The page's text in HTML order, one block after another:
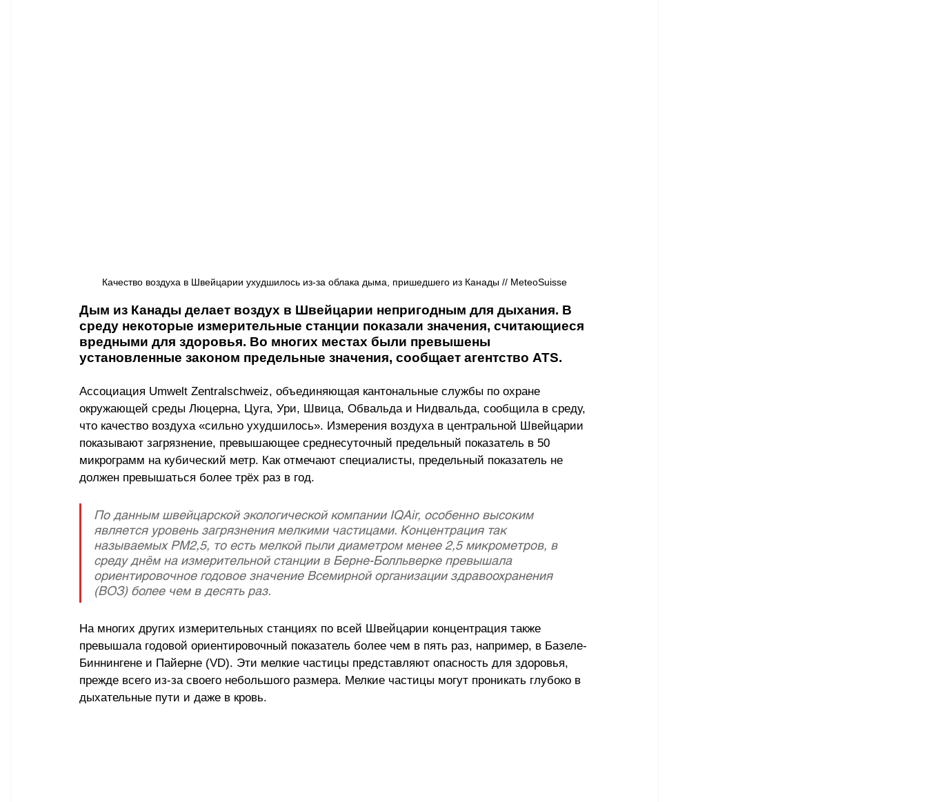
Качество воздуха в Швейцарии ухудшилось из-за облака дыма, пришедшего из Канады // MeteoSuisse
Дым из Канады делает воздух в Швейцарии непригодным для дыхания. В
среду некоторые измерительные станции показали значения, считающиеся
вредными для здоровья. Во многих местах были превышены
установленные законом предельные значения, сообщает агентство ATS.
Ассоциация Umwelt Zentralschweiz, объединяющая кантональные службы по охране
окружающей среды Люцерна, Цуга, Ури, Швица, Обвальда и Нидвальда, сообщила в среду,
что качество воздуха «сильно ухудшилось». Измерения воздуха в центральной Швейцарии
показывают загрязнение, превышающее среднесуточный предельный показатель в 50
микрограмм на кубический метр. Как отмечают специалисты, предельный показатель не
должен превышаться более трёх раз в год.
По данным швейцарской экологической компании IQAir, особенно высоким
является уровень загрязнения мелкими частицами. Концентрация так
называемых PM2,5, то есть мелкой пыли диаметром менее 2,5 микрометров, в
среду днём на измерительной станции в Берне-Болльверке превышала
ориентировочное годовое значение Всемирной организации здравоохранения
(ВОЗ) более чем в десять раз.
На многих других измерительных станциях по всей Швейцарии концентрация также
превышала годовой ориентировочный показатель более чем в пять раз, например, в Базеле-
Биннингене и Пайерне (VD). Эти мелкие частицы представляют опасность для здоровья,
прежде всего из-за своего небольшого размера. Мелкие частицы могут проникать глубоко в
дыхательные пути и даже в кровь.